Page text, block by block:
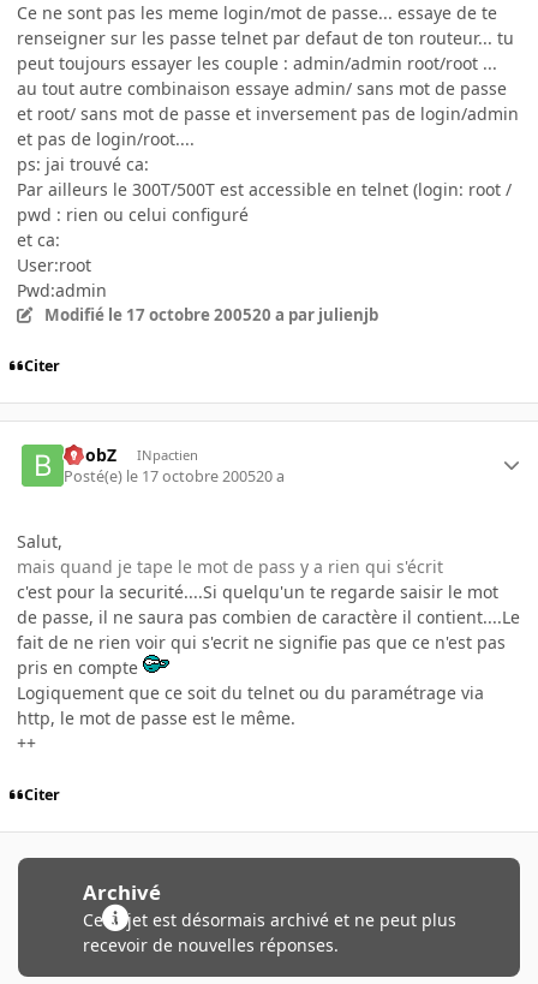
Ce ne sont pas les meme login/mot de passe... essaye de te
renseigner sur les passe telnet par defaut de ton routeur... tu
peut toujours essayer les couple : admin/admin root/root ...
au tout autre combinaison essaye admin/ sans mot de passe
et root/ sans mot de passe et inversement pas de login/admin
et pas de login/root....
ps: jai trouvé ca:
Par ailleurs le 300T/500T est accessible en telnet (login: root /
pwd : rien ou celui configuré
et ca:
User:root
Pwd:admin
Modifié le 17 octobre 200520 a par julienjb
Citer
BoobZ INpactien
Posté(e) le 17 octobre 200520 a
Salut,
mais quand je tape le mot de pass y a rien qui s'écrit
c'est pour la securité....Si quelqu'un te regarde saisir le mot
de passe, il ne saura pas combien de caractère il contient....Le
fait de ne rien voir qui s'ecrit ne signifie pas que ce n'est pas
pris en compte
Logiquement que ce soit du telnet ou du paramétrage via
http, le mot de passe est le même.
++
Citer
Archivé
Ce sujet est désormais archivé et ne peut plus
recevoir de nouvelles réponses.